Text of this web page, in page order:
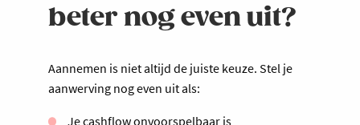
beter nog even uit?
Aannemen is niet altijd de juiste keuze. Stel je
aanwerving nog even uit als:
Je cashflow onvoorspelbaar is